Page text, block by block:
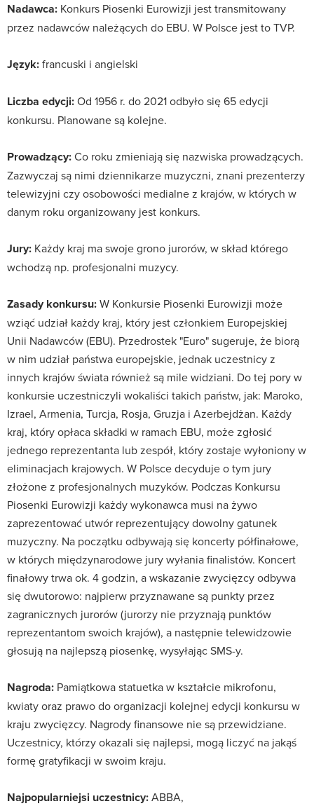
Nadawca: Konkurs Piosenki Eurowizji jest transmitowany
przez nadawców należących do EBU. W Polsce jest to TVP.
Język:francuski i angielski
Liczba edycji:Od 1956 r. do 2021 odbyło się 65 edycji
konkursu. Planowane są kolejne.
Prowadzący:Co roku zmieniają się nazwiska prowadzących.
Zazwyczaj są nimi dziennikarze muzyczni, znani prezenterzy
telewizyjni czy osobowości medialne z krajów, w których w
danym roku organizowany jest konkurs.
Jury: Każdy kraj ma swoje grono jurorów, w skład którego
wchodzą np. profesjonalni muzycy.
Zasady konkursu:W Konkursie Piosenki Eurowizji może
wziąć udział każdy kraj, który jest członkiem Europejskiej
Unii Nadawców (EBU). Przedrostek "Euro" sugeruje, że biorą
w nim udział państwa europejskie, jednak uczestnicy z
innych krajów świata również są mile widziani. Do tej pory w
konkursie uczestniczyli wokaliści takich państw, jak: Maroko,
Izrael, Armenia, Turcja, Rosja, Gruzja i Azerbejdżan. Każdy
kraj, który opłaca składki w ramach EBU, może zgłosić
jednego reprezentanta lub zespół, który zostaje wyłoniony w
eliminacjach krajowych. W Polsce decyduje o tym jury
złożone z profesjonalnych muzyków. Podczas Konkursu
Piosenki Eurowizji każdy wykonawca musi na żywo
zaprezentować utwór reprezentujący dowolny gatunek
muzyczny. Na początku odbywają się koncerty półfinałowe,
w których międzynarodowe jury wyłania finalistów. Koncert
finałowy trwa ok. 4 godzin, a wskazanie zwycięzcy odbywa
się dwutorowo: najpierw przyznawane są punkty przez
zagranicznych jurorów (jurorzy nie przyznają punktów
reprezentantom swoich krajów), a następnie telewidzowie
głosują na najlepszą piosenkę, wysyłając SMS-y.
Nagroda: Pamiątkowa statuetka w kształcie mikrofonu,
kwiaty oraz prawo do organizacji kolejnej edycji konkursu w
kraju zwycięzcy. Nagrody finansowe nie są przewidziane.
Uczestnicy, którzy okazali się najlepsi, mogą liczyć na jakąś
formę gratyfikacji w swoim kraju.
Najpopularniejsi uczestnicy:ABBA,